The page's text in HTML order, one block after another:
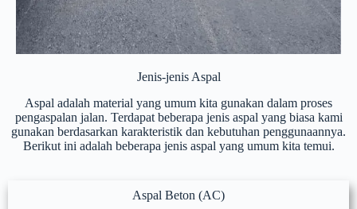
Jenis-jenis Aspal
Aspal adalah material yang umum kita gunakan dalam proses
pengaspalan jalan. Terdapat beberapa jenis aspal yang biasa kami
gunakan berdasarkan karakteristik dan kebutuhan penggunaannya.
Berikut ini adalah beberapa jenis aspal yang umum kita temui.
Aspal Beton (AC)